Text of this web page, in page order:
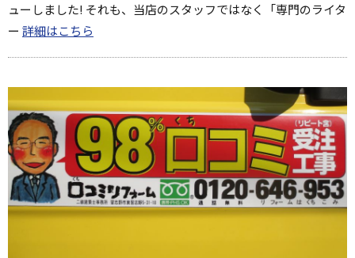
ューしました! それも、当店のスタッフではなく「専門のライタ
ー 詳細はこちら